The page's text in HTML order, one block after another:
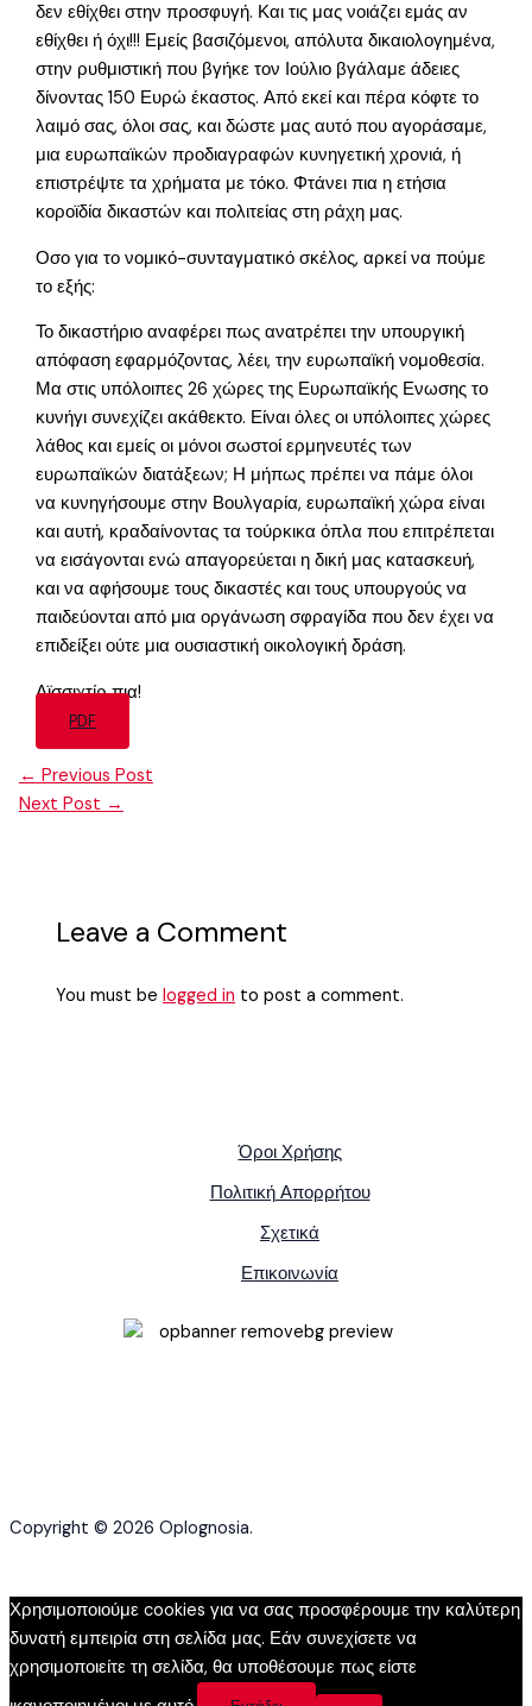
δεν εθίχθει στην προσφυγή. Και τις μας νοιάζει εμάς αν
εθίχθει ή όχι!!! Εμείς βασιζόμενοι, απόλυτα δικαιολογημένα,
στην ρυθμιστική που βγήκε τον Ιούλιο βγάλαμε άδειες
δίνοντας 150 Ευρώ έκαστος. Από εκεί και πέρα κόφτε το
λαιμό σας, όλοι σας, και δώστε μας αυτό που αγοράσαμε,
μια ευρωπαϊκών προδιαγραφών κυνηγετική χρονιά, ή
επιστρέψτε τα χρήματα με τόκο. Φτάνει πια η ετήσια
κοροϊδία δικαστών και πολιτείας στη ράχη μας.
Οσο για το νομικό-συνταγματικό σκέλος, αρκεί να πούμε
το εξής:
Το δικαστήριο αναφέρει πως ανατρέπει την υπουργική
απόφαση εφαρμόζοντας, λέει, την ευρωπαϊκή νομοθεσία.
Μα στις υπόλοιπες 26 χώρες της Ευρωπαϊκής Ενωσης το
κυνήγι συνεχίζει ακάθεκτο. Είναι όλες οι υπόλοιπες χώρες
λάθος και εμείς οι μόνοι σωστοί ερμηνευτές των
ευρωπαϊκών διατάξεων; Η μήπως πρέπει να πάμε όλοι
να κυνηγήσουμε στην Βουλγαρία, ευρωπαϊκή χώρα είναι
και αυτή, κραδαίνοντας τα τούρκικα όπλα που επιτρέπεται
να εισάγονται ενώ απαγορεύεται η δική μας κατασκευή,
και να αφήσουμε τους δικαστές και τους υπουργούς να
παιδεύονται από μια οργάνωση σφραγίδα που δεν έχει να
επιδείξει ούτε μια ουσιαστική οικολογική δράση.
Αϊσσιχτίρ πια!
PDF
← Previous Post
Next Post →
Leave a Comment
You must belogged in to post a comment.
Όροι Χρήσης
Πολιτική Απορρήτου
Σχετικά
Επικοινωνία
Copyright © 2026 Oplognosia.
Χρησιμοποιούμε cookies για να σας προσφέρουμε την καλύτερη
δυνατή εμπειρία στη σελίδα μας. Εάν συνεχίσετε να
χρησιμοποιείτε τη σελίδα, θα υποθέσουμε πως είστε